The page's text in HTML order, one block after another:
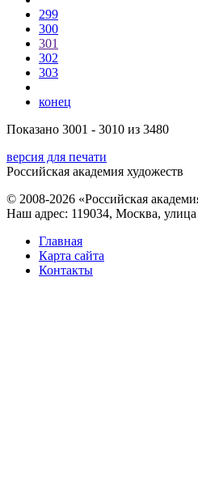
299
300
301
302
303
конец
Показано 3001 - 3010 из 3480
версия для печати
Российская академия художеств
© 2008-2026 «Российская
Наш адрес: 119034, Москва,
Главная
Карта сайта
Контакты